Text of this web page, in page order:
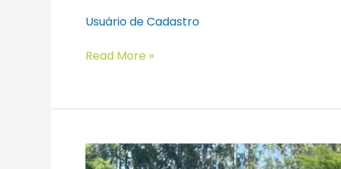
Usuário de Cadastro
Read More »
Brasileiro